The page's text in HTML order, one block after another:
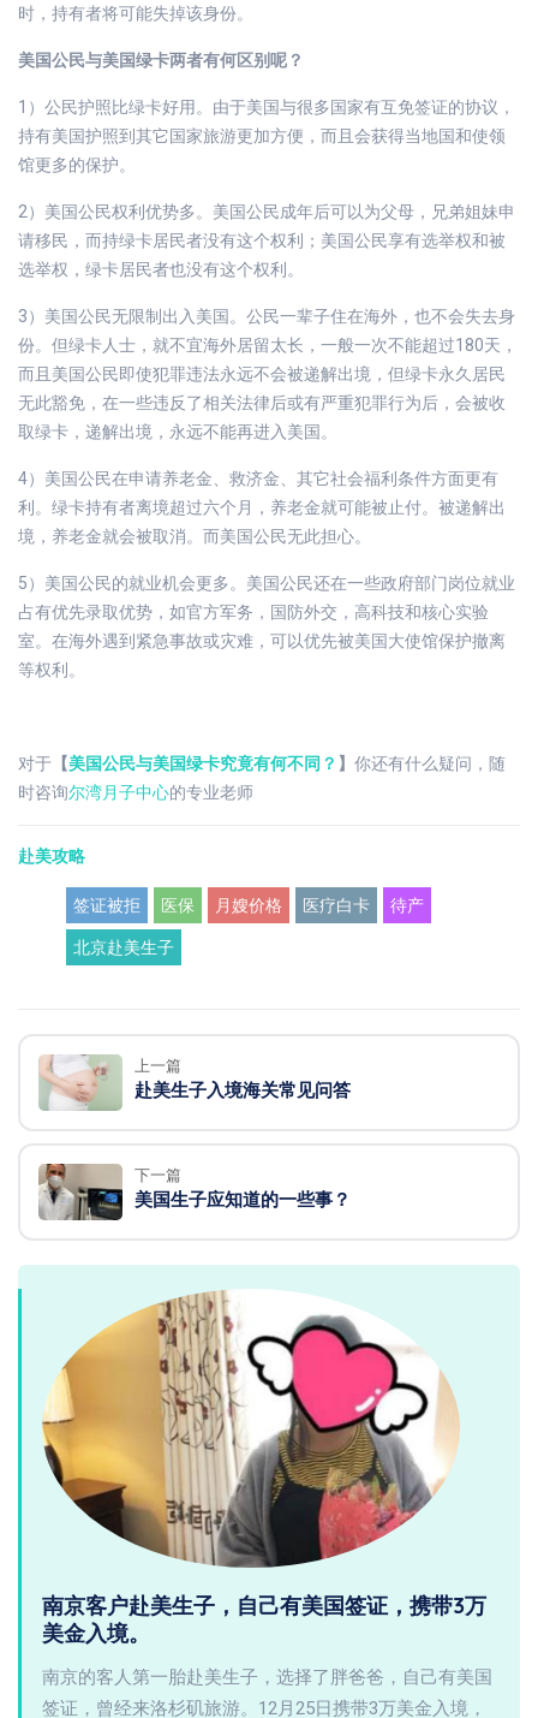
时，持有者将可能失掉该身份。
美国公民与美国绿卡两者有何区别呢？
1）公民护照比绿卡好用。由于美国与很多国家有互免签证的协议，
持有美国护照到其它国家旅游更加方便，而且会获得当地国和使领
馆更多的保护。
2）美国公民权利优势多。美国公民成年后可以为父母，兄弟姐妹申
请移民，而持绿卡居民者没有这个权利；美国公民享有选举权和被
选举权，绿卡居民者也没有这个权利。
3）美国公民无限制出入美国。公民一辈子住在海外，也不会失去身
份。但绿卡人士，就不宜海外居留太长，一般一次不能超过180天，
而且美国公民即使犯罪违法永远不会被递解出境，但绿卡永久居民
无此豁免，在一些违反了相关法律后或有严重犯罪行为后，会被收
取绿卡，递解出境，永远不能再进入美国。
4）美国公民在申请养老金、救济金、其它社会福利条件方面更有
利。绿卡持有者离境超过六个月，养老金就可能被止付。被递解出
境，养老金就会被取消。而美国公民无此担心。
5）美国公民的就业机会更多。美国公民还在一些政府部门岗位就业
占有优先录取优势，如官方军务，国防外交，高科技和核心实验
室。在海外遇到紧急事故或灾难，可以优先被美国大使馆保护撤离
等权利。
对于 【美国公民与美国绿卡究竟有何不同？ 】 你还有什么疑问，随
时咨询尔湾月子中心的专业老师
赴美攻略
签证被拒 医保 月嫂价格 医疗白卡 待产
北京赴美生子
上一篇
赴美生子入境海关常见问答
下一篇
美国生子应知道的一些事？
南京客户赴美生子，自己有美国签证，携带3万
美金入境。
南京的客人第一胎赴美生子，选择了胖爸爸，自己有美国
签证，曾经来洛杉矶旅游。12月25日携带3万美金入境，